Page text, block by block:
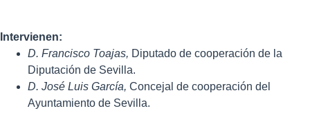
Intervienen:
D. Francisco Toajas, Diputado de cooperación de la
Diputación de Sevilla.
D. José Luis García, Concejal de cooperación del
Ayuntamiento de Sevilla.